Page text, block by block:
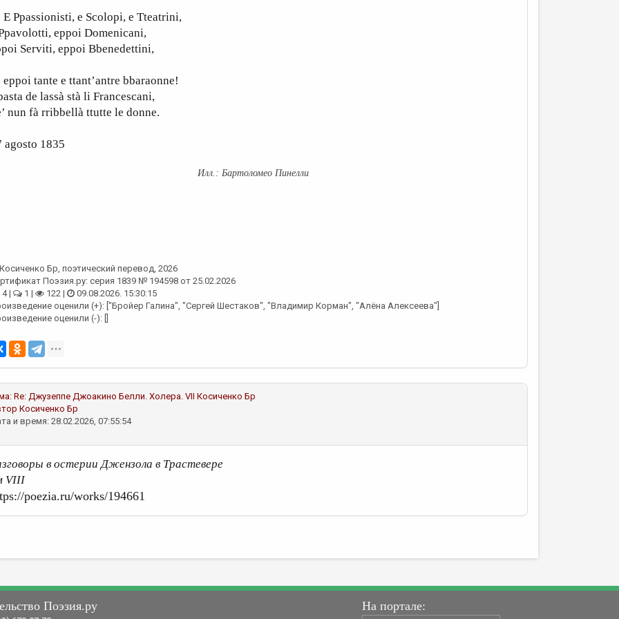
Ppassionisti, e Scolopi, e Tteatrini,
eppoi Domenicani,
Serviti, eppoi Bbenedettini,
tante e ttant’antre bbaraonne!
de lassà stà li Francescani,
nun fà rribbellà ttutte le donne.
agosto 1835
Бартоломео Пинелли
Косиченко Бр , поэтический перевод, 2026
Поэзия.ру: серия 1839 № 194598 от 25.02.2026
4 |
1 | 122 |
09.08.2026. 15:30:15
оценили (+): ["Бройер Галина", "Сергей Шестаков", "Владимир Корман", "Алёна Алексеева"]
оценили (-): []
Re: Джузеппе Джоакино Белли. Холера. VII Косиченко Бр
Косиченко Бр
и время: 28.02.2026, 07:55:54
в остерии Джензола в Трастевере
VIII
poezia.ru/works/194661
Поэзия.ру На портале: